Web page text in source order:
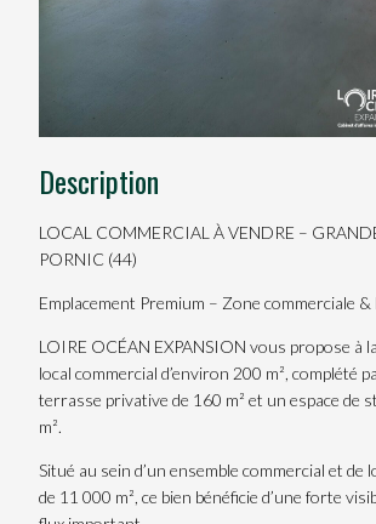
Description
LOCAL COMMERCIAL À VENDRE –
PORNIC (44)
Emplacement Premium – Zone commerciale
LOIRE OCÉAN EXPANSION vous propose à
local commercial d’environ 200 m², complété
terrasse privative de 160 m² et un espace de
m².
Situé au sein d’un ensemble commercial et de
de 11 000 m², ce bien bénéficie d’une forte